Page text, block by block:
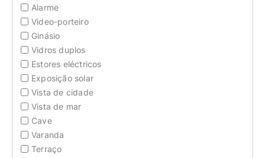
Alarme
Video-porteiro
Ginásio
Vidros duplos
Estores eléctricos
Exposição solar
Vista de cidade
Vista de mar
Cave
Varanda
Terraço